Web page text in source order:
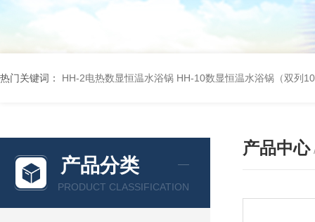
热门关键词： HH-2电热数显恒温水浴锅 HH-10数显恒温水浴锅（双列
产品分类
PRODUCT CLASSIFICATION
产品中心